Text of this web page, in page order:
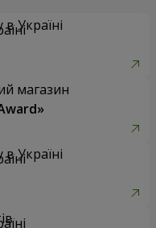
Україні
магазин
Україні